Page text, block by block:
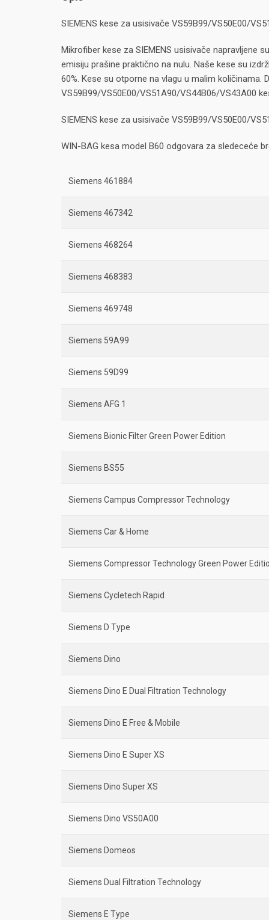
SIEMENS kese za usisivače VS59B99/VS50E00/
Mikrofiber kese za SIEMENS usisivače napravljene
emisiju prašine praktično na nulu. Naše kese su
60%. Kese su otporne na vlagu u malim
VS59B99/VS50E00/VS51A90/VS44B06/VS43A00
SIEMENS kese za usisivače VS59B99/VS50E00/
WIN-BAG kesa model B60 odgovara za sledeceće
Siemens 461884
Siemens 467342
Siemens 468264
Siemens 468383
Siemens 469748
Siemens 59A99
Siemens 59D99
Siemens AFG 1
Siemens Bionic Filter Green Power Edition
Siemens BS55
Siemens Campus Compressor Technology
Siemens Car & Home
Siemens Compressor Technology Green Power
Siemens Cycletech Rapid
Siemens D Type
Siemens Dino
Siemens Dino E Dual Filtration Technology
Siemens Dino E Free & Mobile
Siemens Dino E Super XS
Siemens Dino Super XS
Siemens Dino VS50A00
Siemens Domeos
Siemens Dual Filtration Technology
Siemens E Type